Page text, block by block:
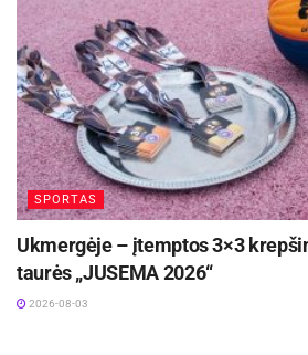
SPORTAS
Ukmergėje – įtemptos 3×3
taurės „JUSEMA 2026“
2026-08-03